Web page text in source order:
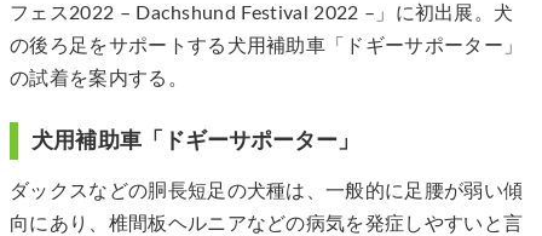
フェス2022 – Dachshund Festival 2022 –」に初出展。犬
の後ろ足をサポートする犬用補助車「ドギーサポーター」
の試着を案内する。
犬用補助車「ドギーサポーター」
ダックスなどの胴長短足の犬種は、一般的に足腰が弱い傾
向にあり、椎間板ヘルニアなどの病気を発症しやすいと言